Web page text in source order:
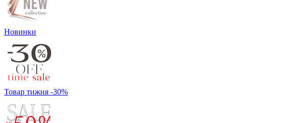
Новинки
Товар тижня -30%